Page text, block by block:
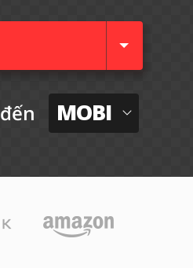
đến MOBI